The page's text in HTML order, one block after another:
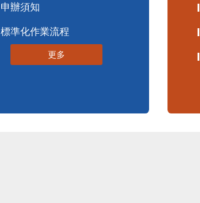
申辦須知
標準化作業流程
更多